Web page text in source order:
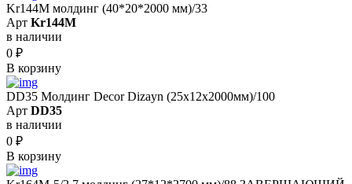
Kr144M молдинг (40*20*2000 мм)/33
Арт Kr144M
в наличии
0 ₽
В корзину
DD35 Молдинг Decor Dizayn (25x12x2000мм)/100
Арт DD35
в наличии
0 ₽
В корзину